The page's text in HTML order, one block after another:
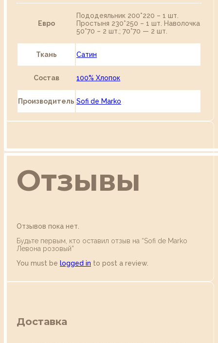
Евро
Пододеяльник 200*220 – 1 шт.
Простыня 230*250 – 1 шт. Наволочка
50*70 – 2 шт.; 70*70 — 2 шт.
Ткань Сатин
Состав 100% Хлопок
Производитель Sofi de Marko
Отзывы
Отзывов пока нет.
Будьте первым, кто оставил отзыв на “Sofi de Marko
Левона розовый”
You must be logged in to post a review.
Доставка